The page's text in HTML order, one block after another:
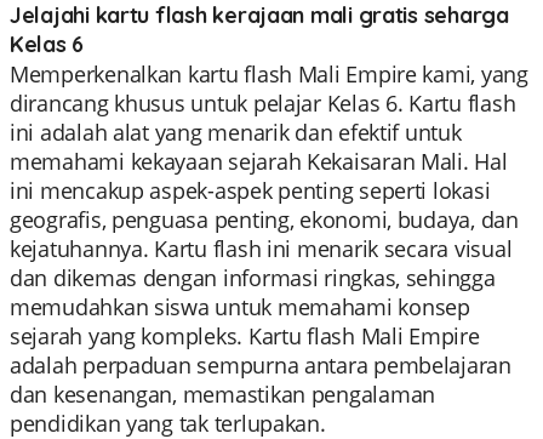
Jelajahi kartu flash kerajaan mali gratis seharga
Kelas 6
Memperkenalkan kartu flash Mali Empire kami, yang
dirancang khusus untuk pelajar Kelas 6. Kartu flash
ini adalah alat yang menarik dan efektif untuk
memahami kekayaan sejarah Kekaisaran Mali. Hal
ini mencakup aspek-aspek penting seperti lokasi
geografis, penguasa penting, ekonomi, budaya, dan
kejatuhannya. Kartu flash ini menarik secara visual
dan dikemas dengan informasi ringkas, sehingga
memudahkan siswa untuk memahami konsep
sejarah yang kompleks. Kartu flash Mali Empire
adalah perpaduan sempurna antara pembelajaran
dan kesenangan, memastikan pengalaman
pendidikan yang tak terlupakan.